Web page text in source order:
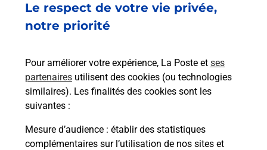
Le respect de votre vie privée,
notre priorité
Pour améliorer votre expérience, La Poste et ses
partenaires utilisent des cookies (ou technologies
similaires). Les finalités des cookies sont les
suivantes :
Mesure d’audience : établir des statistiques
complémentaires sur l’utilisation de nos sites et
RUE DU VALLON SAINT JULIEN
56130 LA ROCHE BERNARD
Malin !
La Poste
en ligne